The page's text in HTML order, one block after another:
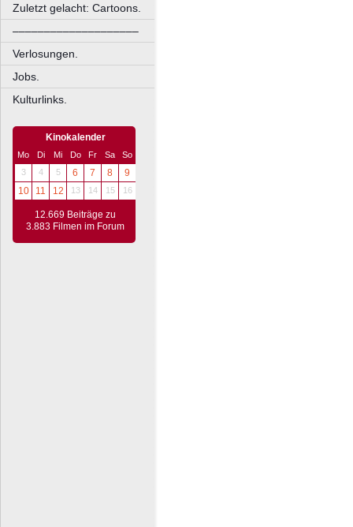
Zuletzt gelacht: Cartoons.
––––––––––––––––––––
Verlosungen.
Jobs.
Kulturlinks.
Kinokalender
Mo Di Mi Do Fr Sa
So
3
4 5 6 7 8
9
10
11 12 13 14 15 16
12.669 Beiträge zu
3.883 Filmen im Forum